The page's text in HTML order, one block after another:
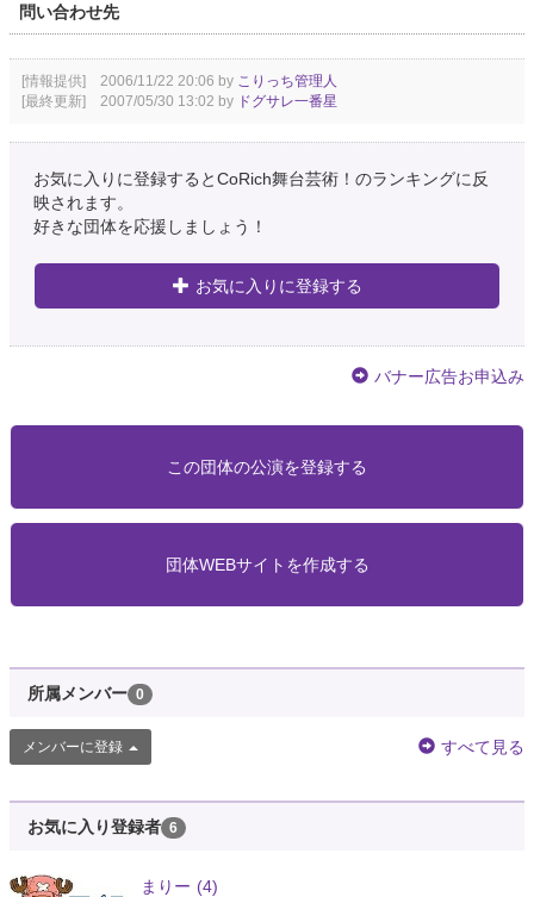
問い合わせ先
[情報提供] 2006/11/22 20:06 by こりっち管理人
[最終更新] 2007/05/30 13:02 by ドグサレ一番星
お気に入りに登録するとCoRich舞台芸術！のランキングに反
映されます。
好きな団体を応援しましょう！
お気に入りに登録する
バナー広告お申込み
この団体の公演を登録する
団体WEBサイトを作成する
所属メンバー 0
メンバーに登録 すべて見る
お気に入り登録者 6
まりー (4)